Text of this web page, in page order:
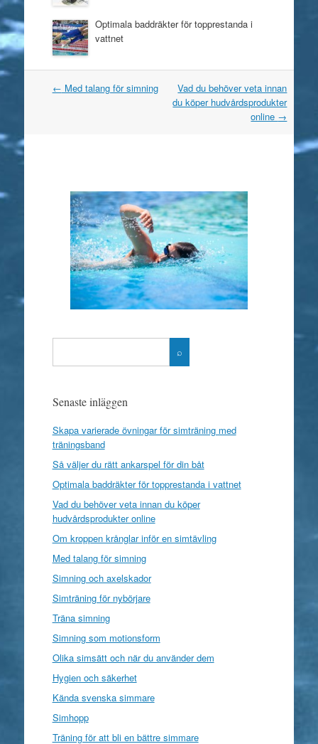
Optimala baddräkter för topprestanda i
vattnet
Post navigation
← Med talang för simning
Vad du behöver veta innan
du köper hudvårdsprodukter
online →
Senaste inläggen
Skapa varierade övningar för simträning med
träningsband
Så väljer du rätt ankarspel för din båt
Optimala baddräkter för topprestanda i vattnet
Vad du behöver veta innan du köper
hudvårdsprodukter online
Om kroppen krånglar inför en simtävling
Med talang för simning
Simning och axelskador
Simträning för nybörjare
Träna simning
Simning som motionsform
Olika simsätt och när du använder dem
Hygien och säkerhet
Kända svenska simmare
Simhopp
Träning för att bli en bättre simmare